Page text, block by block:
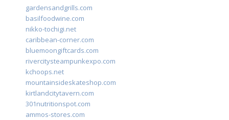
gardensandgrills.com
basilfoodwine.com
nikko-tochigi.net
caribbean-corner.com
bluemoongiftcards.com
rivercitysteampunkexpo.com
kchoops.net
mountainsideskateshop.com
kirtlandcitytavern.com
301nutritionspot.com
ammos-stores.com